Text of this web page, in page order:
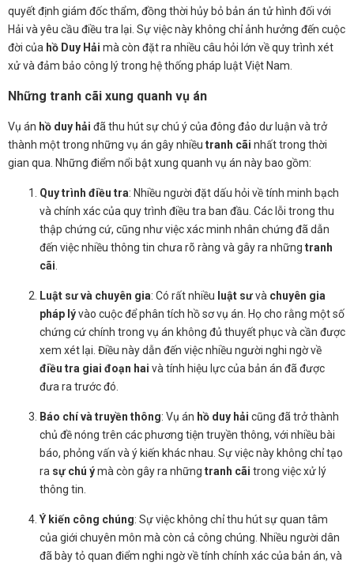
quyết định giám đốc thẩm, đồng thời hủy bỏ bản án tử hình đối với
Hải và yêu cầu điều tra lại. Sự việc này không chỉ ảnh hưởng đến cuộc
đời của hồ Duy Hải mà còn đặt ra nhiều câu hỏi lớn về quy trình xét
xử và đảm bảo công lý trong hệ thống pháp luật Việt Nam.
Những tranh cãi xung quanh vụ án
Vụ án hồ duy hải đã thu hút sự chú ý của đông đảo dư luận và trở
thành một trong những vụ án gây nhiều tranh cãi nhất trong thời
gian qua. Những điểm nổi bật xung quanh vụ án này bao gồm:
Quy trình điều tra: Nhiều người đặt dấu hỏi về tính minh bạch
và chính xác của quy trình điều tra ban đầu. Các lỗi trong thu
thập chứng cứ, cũng như việc xác minh nhân chứng đã dẫn
đến việc nhiều thông tin chưa rõ ràng và gây ra những tranh
cãi
Luật sư và chuyên gia: Có rất nhiều luật sưvà chuyên gia
pháp lývào cuộc để phân tích hồ sơ vụ án. Họ cho rằng một số
chứng cứ chính trong vụ án không đủ thuyết phục và cần được
xem xét lại. Điều này dẫn đến việc nhiều người nghi ngờ về
điều tra giai đoạn hai và tính hiệu lực của bản án đã được
đưa ra trước đó.
Báo chí và truyền thông: Vụ án hồ duy hải cũng đã trở thành
chủ đề nóng trên các phương tiện truyền thông, với nhiều bài
báo, phỏng vấn và ý kiến ​​khác nhau. Sự việc này không chỉ tạo
ra sự chú ýmà còn gây ra những tranh cãi trong việc xử lý
thông tin.
Ý kiến công chúng: Sự việc không chỉ thu hút sự quan tâm
của giới chuyên môn mà còn cả công chúng. Nhiều người dân
đã bày tỏ quan điểm nghi ngờ về tính chính xác của bản án, và